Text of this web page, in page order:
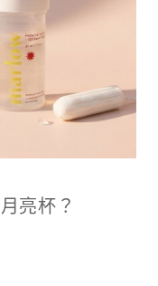
亮杯？